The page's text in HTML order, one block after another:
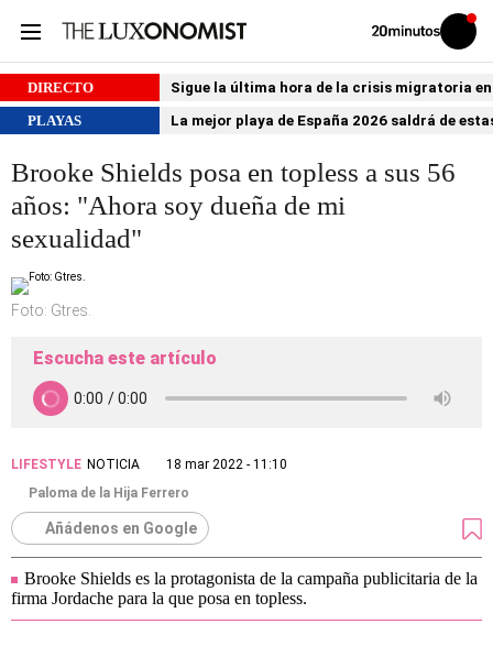
Volver
Iniciar
sesión
DIRECTO
Sigue la última hora de la crisis migratoria
PLAYAS
La mejor playa de España 2026 saldrá de
Brooke Shields posa en topless a sus 56
años: "Ahora soy dueña de mi
sexualidad"
Foto: Gtres.
Escucha este artículo
LIFESTYLE NOTICIA
18 mar 2022 - 11:10
Paloma de la Hija Ferrero
Añádenos en Google
Brooke Shields es la protagonista de la campaña publicitaria de la
firma Jordache para la que posa en topless.